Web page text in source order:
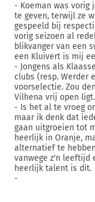
- Koeman was vorig
te geven, terwijl ze
gespeeld bij
vorig seizoen al
blikvanger van een
een Kluivert is mij
- Jongens als
clubs (resp. Werder
voorselectie. Zou
Vilhena vrij open ligt.
- Is het al te vroeg
maar ik denk dat
gaan uitgroeien tot
heerlijk in Oranje,
alternatief te
vanwege z'n leeftijd
heerlijk talent is dit.
-